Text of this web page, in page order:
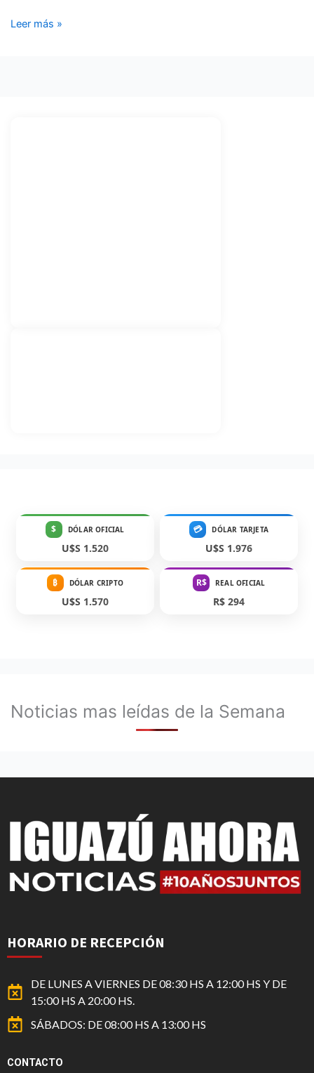
Leer más »
$ DÓLAR OFICIAL
U$S 1.520
💳 DÓLAR TARJETA
U$S 1.976
₿ DÓLAR CRIPTO
U$S 1.570
R$ REAL OFICIAL
R$ 294
Noticias mas leídas de la Semana
HORARIO DE RECEPCIÓN
DE LUNES A VIERNES DE 08:30 HS A 12:00 HS Y DE
15:00 HS A 20:00 HS.
SÁBADOS: DE 08:00 HS A 13:00 HS
CONTACTO